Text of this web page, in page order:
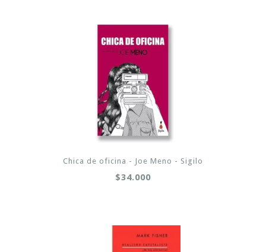
Chica de oficina - Joe Meno - Sigilo
$34.000